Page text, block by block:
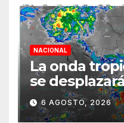
NACIONAL
La onda
se
sureste
6 AGOSTO, 2026